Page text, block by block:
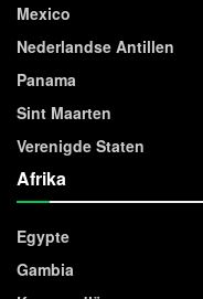
Mexico
Nederlandse Antillen
Panama
Sint Maarten
Verenigde Staten
Afrika
Egypte
Gambia